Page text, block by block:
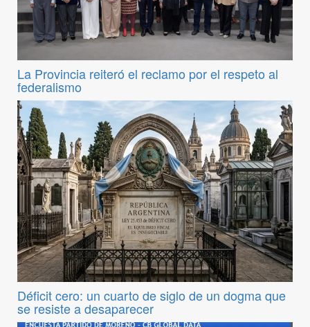
La Provincia reiteró el reclamo por el respeto al
federalismo
Déficit cero: un cuarto de siglo de un dogma que
se resiste a desaparecer